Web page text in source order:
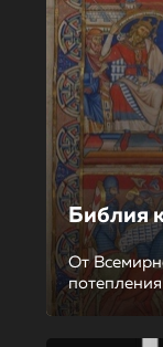
Библия
От
потепления